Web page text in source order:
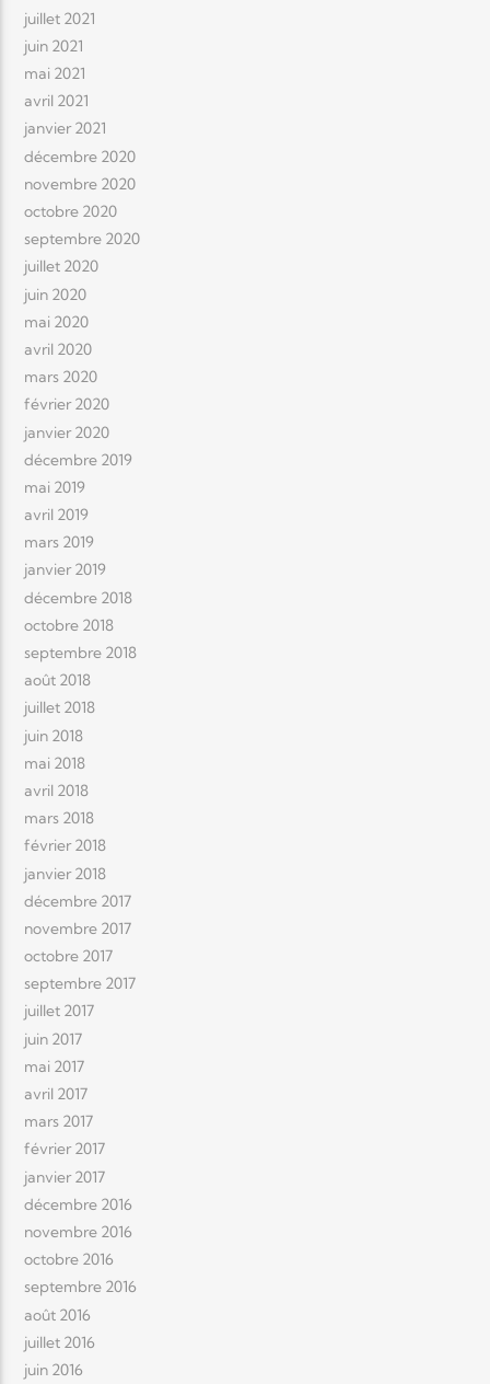
juillet 2021
juin 2021
mai 2021
avril 2021
janvier 2021
décembre 2020
novembre 2020
octobre 2020
septembre 2020
juillet 2020
juin 2020
mai 2020
avril 2020
mars 2020
février 2020
janvier 2020
décembre 2019
mai 2019
avril 2019
mars 2019
janvier 2019
décembre 2018
octobre 2018
septembre 2018
août 2018
juillet 2018
juin 2018
mai 2018
avril 2018
mars 2018
février 2018
janvier 2018
décembre 2017
novembre 2017
octobre 2017
septembre 2017
juillet 2017
juin 2017
mai 2017
avril 2017
mars 2017
février 2017
janvier 2017
décembre 2016
novembre 2016
octobre 2016
septembre 2016
août 2016
juillet 2016
juin 2016